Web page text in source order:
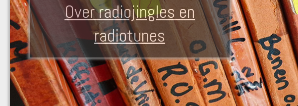
Over radiojingles en
radiotunes